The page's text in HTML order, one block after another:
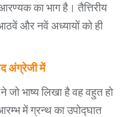
का भाग है। तैत्तिरीय
और नवें अध्यायों को ही
अंग्रेजी में
ने जो भाष्य लिखा है वह वहुत हो
में ग्रन्थ का उपोद्घात